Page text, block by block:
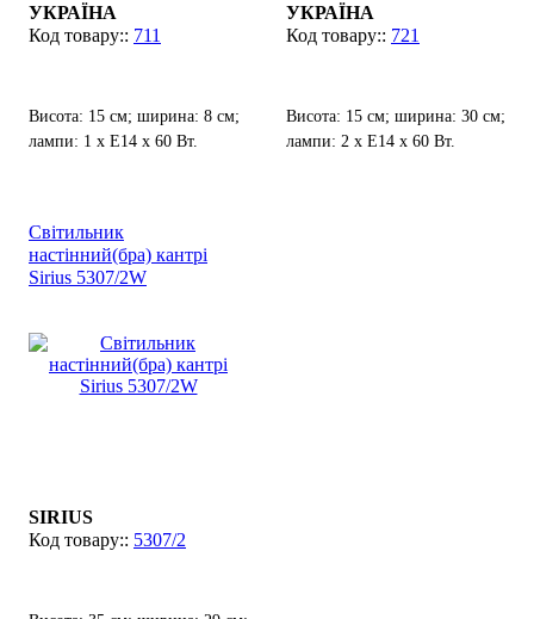
УКРАЇНА
711
Висота: 15 см; ширина: 8 см;
лампи: 1 х Е14 х 60 Вт.
УКРАЇНА
721
Висота: 15 см; ширина: 30 см;
лампи: 2 х Е14 х 60 Вт.
Світильник
настінний(бра) кантрі
Sirius 5307/2W
SIRIUS
5307/2